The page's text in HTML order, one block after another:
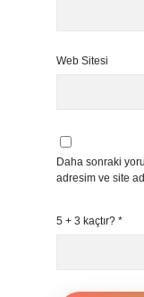
Web Sitesi
Daha sonraki
adresim ve site
5 + 3 kaçtır? *